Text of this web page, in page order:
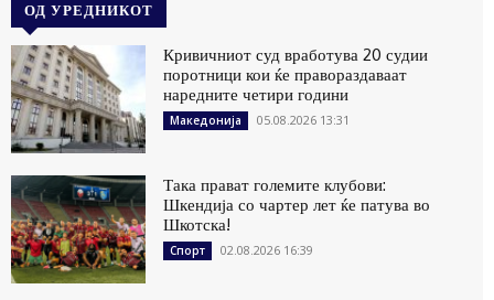
ОД УРЕДНИКОТ
Кривичниот суд вработува 20 судии
поротници кои ќе правораздаваат
наредните четири години
Македонија 05.08.2026 13:31
Така прават големите клубови:
Шкендија со чартер лет ќе патува во
Шкотска!
Спорт 02.08.2026 16:39